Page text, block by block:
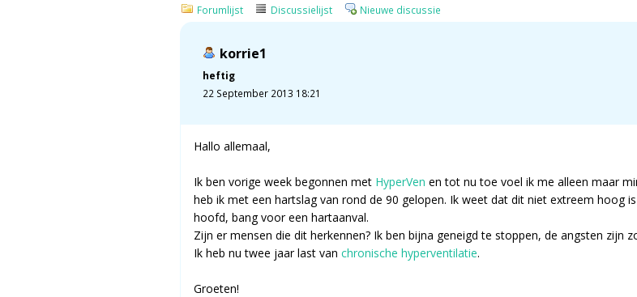
Forumlijst Discussielijst Nieuwe discussie
korrie1
heftig
22 September 2013 18:21
Hallo allemaal,
Ik ben vorige week begonnen met HyperVen en tot nu toe voel ik me alleen maar
heb ik met een hartslag van rond de 90 gelopen. Ik weet dat dit niet extreem hoog
hoofd, bang voor een hartaanval.
Zijn er mensen die dit herkennen? Ik ben bijna geneigd te stoppen, de angsten zijn
Ik heb nu twee jaar last van chronische hyperventilatie.
Groeten!